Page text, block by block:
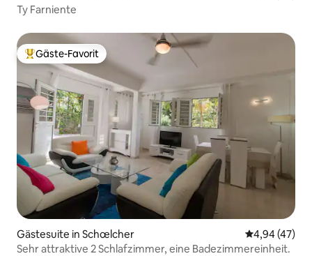
Ty Farniente
Beliebter Gäste-Favorit.
Gäste-Favorit
Gästesuite in Schœlcher
4,94 (47)
Sehr attraktive 2 Schlafzimmer, eine Badezimmereinheit.